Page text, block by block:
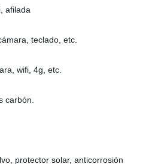
afilada
teclado, etc.
wifi, 4g, etc.
carbón.
protector solar, anticorrosión